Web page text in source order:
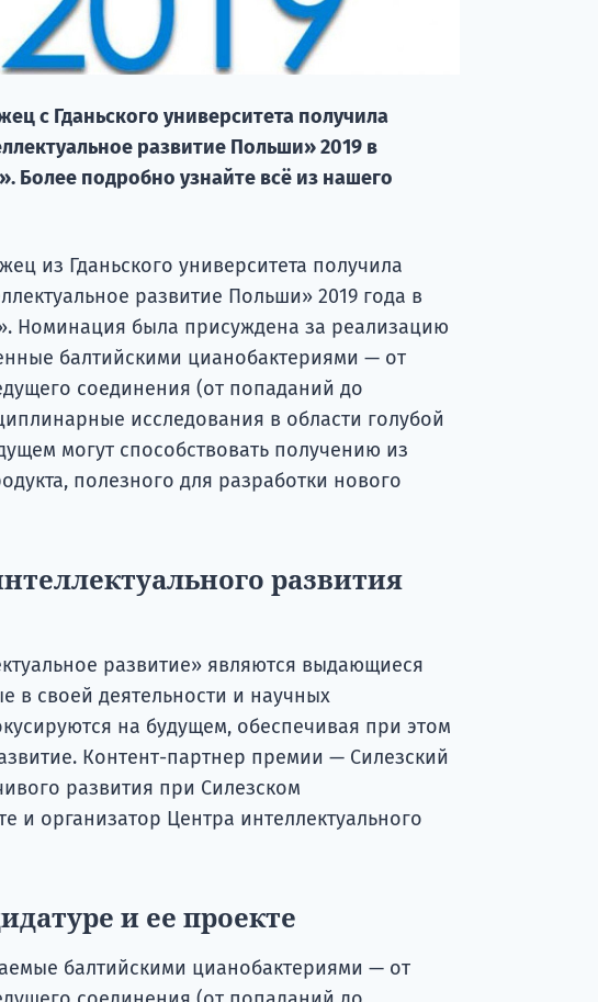
с Гданьского университета получила
развитие Польши» 2019 в
Более подробно узнайте всё из нашего
из Гданьского университета получила
развитие Польши» 2019 года в
Номинация была присуждена за реализацию
балтийскими цианобактериями — от
соединения (от попаданий до
исследования в области голубой
могут способствовать получению из
полезного для разработки нового
развития
развитие» являются выдающиеся
в своей деятельности и научных
на будущем, обеспечивая при этом
Контент-партнер премии — Силезский
развития при Силезском
и организатор Центра интеллектуального
и ее проекте
балтийскими цианобактериями — от